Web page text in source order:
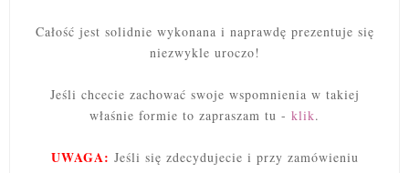
Całość jest solidnie wykonana i naprawdę prezentuje się
niezwykle uroczo!
Jeśli chcecie zachować swoje wspomnienia w takiej
właśnie formie to zapraszam tu - klik.
UWAGA: Jeśli się zdecydujecie i przy zamówieniu